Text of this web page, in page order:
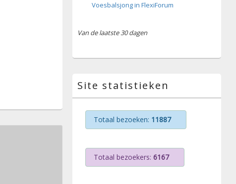
Voesbalsjong in FlexiForum
Van de laatste 30 dagen
Site statistieken
Totaal bezoeken: 11887
Totaal bezoekers: 6167